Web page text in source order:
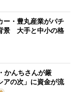
ー・豊丸産業がパチ
景 大手と中小の格
かんちさんが厳
アの次」に資金が流